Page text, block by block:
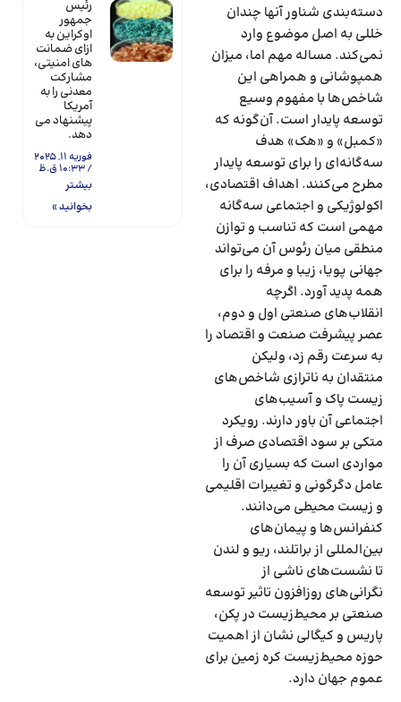
رئیس
جمهور
اوکراین به
ازای ضمانت
های امنیتی،
مشارکت
معدنی را به
آمریکا
پیشنهاد می
دهد.
فوریه 11, 2025
10:33 ق.ظ
بیشتر
بخوانید »
دسته‌‌‌بندی شناور آنها چندان
خللی به اصل موضوع وارد
نمی‌‌‌کند. مساله مهم اما، میزان
همپوشانی و همراهی این
شاخص‌‌‌ها با مفهوم وسیع
توسعه پایدار است. آن‌گونه که
«کمبل» و «هک» هدف
سه‌‌‌گانه‌‌‌ای را برای توسعه پایدار
مطرح می‌کنند. اهداف اقتصادی،
اکولوژیکی و اجتماعی سه‌‌‌گانه
مهمی است که تناسب و توازن
منطقی میان رئوس آن می‌تواند
جهانی پویا، زیبا و مرفه را برای
همه پدید آورد. اگرچه
انقلاب‌‌‌های صنعتی اول و دوم،
عصر پیشرفت صنعت و اقتصاد را
به سرعت رقم زد، ولیکن
منتقدان به ناترازی شاخص‌‌‌های
زیست پاک و آسیب‌‌‌های
اجتماعی آن باور دارند. رویکرد
متکی بر سود اقتصادی صرف از
مواردی است که بسیاری آن را
عامل دگرگونی و تغییرات اقلیمی
و زیست محیطی می‌‌‌دانند.
کنفرانس‌‌‌ها و پیمان‌‌‌های
بین‌المللی از براتلند، ریو و لندن
تا نشست‌‌‌های ناشی از
نگرانی‌های روزافزون تاثیر توسعه
صنعتی بر محیط‌زیست در پکن،
پاریس و کیگالی نشان از اهمیت
حوزه محیط‌زیست کره زمین برای
عموم جهان دارد.